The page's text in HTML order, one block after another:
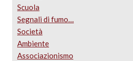
Scuola
Segnali di fumo…
Società
Ambiente
Associazionismo